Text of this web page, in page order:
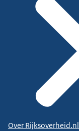
Over Rijksoverheid.nl